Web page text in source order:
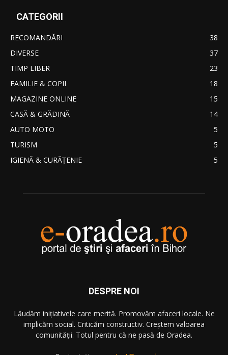
CATEGORII
RECOMANDĂRI
38
DIVERSE
37
TIMP LIBER
23
FAMILIE & COPII
18
MAGAZINE ONLINE
15
CASĂ & GRĂDINĂ
14
AUTO MOTO
5
TURISM
5
IGIENĂ & CURĂŢENIE
5
DESPRE NOI
Lăudăm iniţiativele care merită. Promovăm afaceri locale. Ne
implicăm social. Criticăm constructiv. Creştem valoarea
comunităţii. Totul pentru că ne pasă de Oradea.